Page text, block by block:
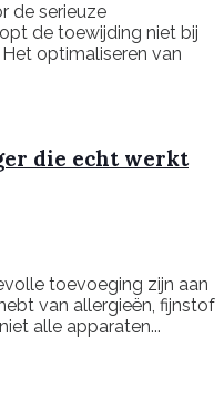
de serieuze
de toewijding niet bij
optimaliseren van
die echt werkt
toevoeging zijn aan
van allergieën, fijnstof
alle apparaten...